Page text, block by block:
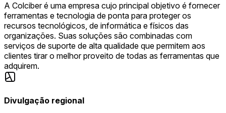
A Colciber é uma empresa cujo principal objetivo é fornecer
ferramentas e tecnologia de ponta para proteger os
recursos tecnológicos, de informática e físicos das
organizações. Suas soluções são combinadas com
serviços de suporte de alta qualidade que permitem aos
clientes tirar o melhor proveito de todas as ferramentas que
adquirem.
Divulgação regional